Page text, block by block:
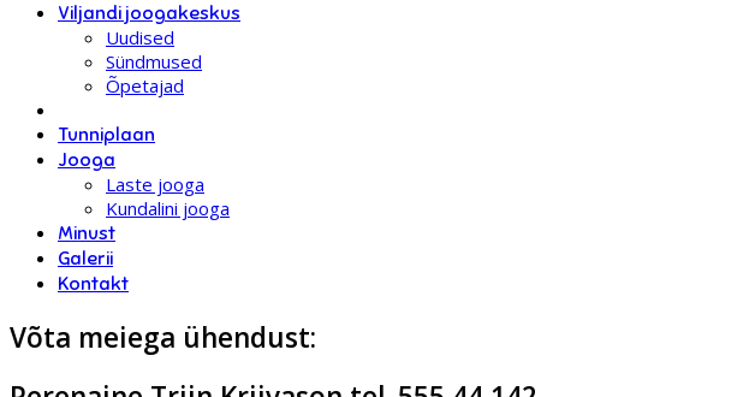
Viljandi joogakeskus
Uudised
Sündmused
Õpetajad
Tunniplaan
Jooga
Laste jooga
Kundalini jooga
Minust
Galerii
Kontakt
Võta meiega ühendust: